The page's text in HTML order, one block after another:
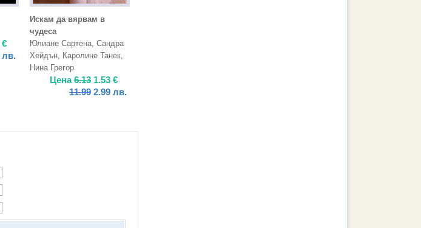
€
лв.
Искам да вярвам в
чудеса
Юлиане Сартена, Сандра
Хейдън, Каролине Танек,
Нина Грегор
Цена6.13 1.53 €
11.99 2.99 лв.